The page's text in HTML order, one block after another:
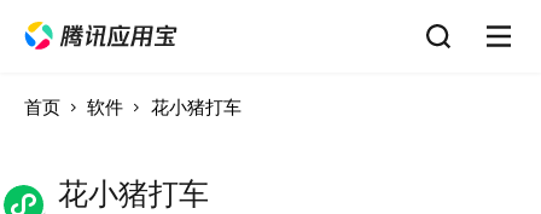
首页 软件 花小猪打车
花小猪打车